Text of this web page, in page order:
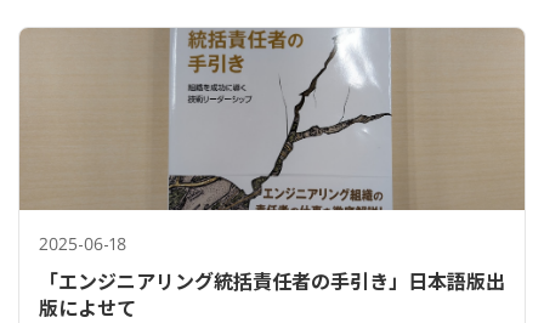
2025-06-18
「エンジニアリング統括責任者の手引き」日本語版出
版によせて